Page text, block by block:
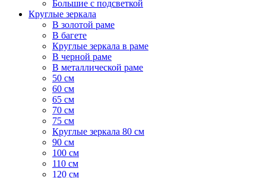
Большие с подсветкой
Круглые зеркала
В золотой раме
В багете
Круглые зеркала в раме
В черной раме
В металлической раме
50 см
60 см
65 см
70 см
75 см
Круглые зеркала 80 см
90 см
100 см
110 см
120 см